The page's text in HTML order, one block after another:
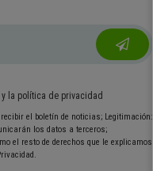
y la política de privacidad
el boletín de noticias; Legitimación:
los datos a terceros;
el resto de derechos que le explicamos